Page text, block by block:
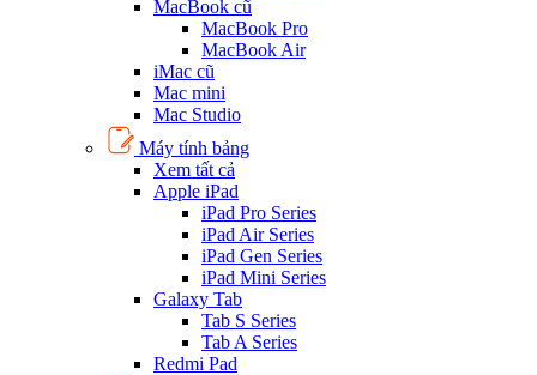
MacBook cũ
MacBook Pro
MacBook Air
iMac cũ
Mac mini
Mac Studio
Máy tính bảng
Xem tất cả
Apple iPad
iPad Pro Series
iPad Air Series
iPad Gen Series
iPad Mini Series
Galaxy Tab
Tab S Series
Tab A Series
Redmi Pad